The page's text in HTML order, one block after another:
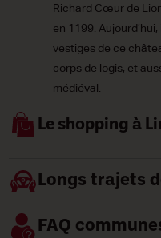
Richard Cœur de
en 1199.
vestiges de ce
corps de logis, et
médiéval.
Le shopping à
Longs trajets
FAQ